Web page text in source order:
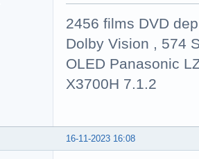
2456 films DVD
Dolby Vision , 574
OLED Panasonic
X3700H 7.1.2
16-11-2023 16:08